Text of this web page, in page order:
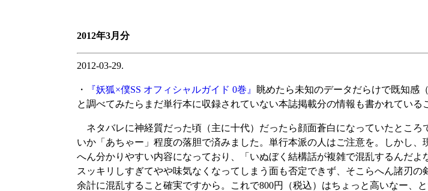
2012年3月分
2012-03-29.
・ 『妖狐×僕SS オフィシャルガイド 0巻』
眺めたら未知のデータだらけで既知感
と調べてみたらまだ単行本に収録されていない本誌掲載分の情報も書かれている
ネタバレに神経質だった頃（主に十代）だったら顔面蒼白になっていたとこ
いか「あちゃー」程度の落胆で済みました。単行本派の人はご注意を。しかし
へん分かりやすい内容になっており、「いぬぼく結構話が複雑で混乱するんだ
スッキリしすぎてやや味気なくなってしまう面も否定できず、そこらへん諸刃
余計に混乱すること確実ですから。これで800円（税込）はちょっと高いなー、